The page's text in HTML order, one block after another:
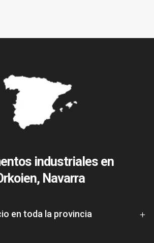
industriales en
Navarra
en toda la provincia